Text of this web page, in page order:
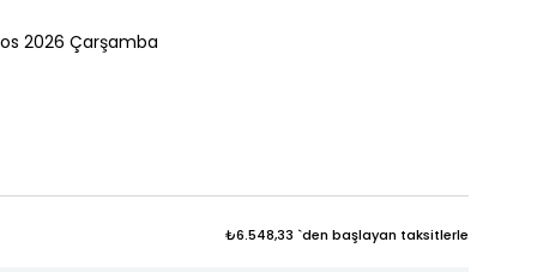
2026 Çarşamba
₺6.548,33 `den başlayan taksitlerle